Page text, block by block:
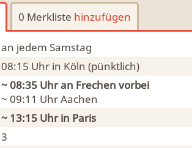
0 Merkliste hinzufügen
an jedem Samstag
08:15 Uhr in Köln (pünktlich)
~ 08:35 Uhr an Frechen vorbei
~ 09:11 UhrAachen
~ 13:15 Uhr in Paris
3